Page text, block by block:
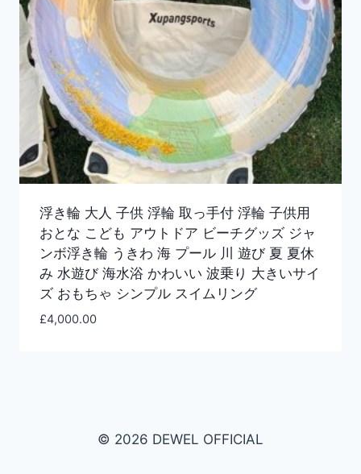
浮き輪 大人 子供 浮輪 取っ手付 浮輪 子供用
おとな こども アウトドア ビーチグッズ ジャ
ンボ浮き輪 うきわ 海 プール 川 遊び 夏 夏休
み 水遊び 海水浴 かわいい 波乗り 大きいサイ
ズ おもちゃ シンプル スイムリング
£4,000.00
© 2026 DEWEL OFFICIAL